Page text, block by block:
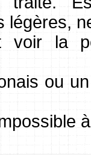
légères,
la
ou